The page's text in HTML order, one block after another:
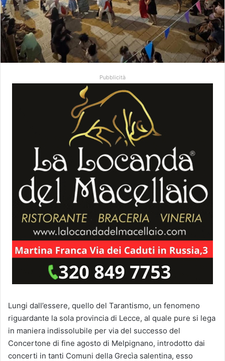
Pubblicità
Lungi dall’essere, quello del Tarantismo, un fenomeno
riguardante la sola provincia di Lecce, al quale pure si lega
in maniera indissolubile per via del successo del
Concertone di fine agosto di Melpignano, introdotto dai
concerti in tanti Comuni della Grecìa salentina, esso